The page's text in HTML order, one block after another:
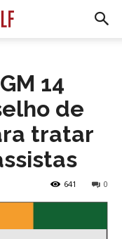
14
de
tratar
0
641